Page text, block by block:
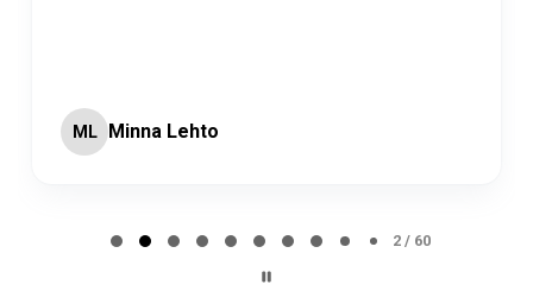
ML Minna Lehto
2 / 60